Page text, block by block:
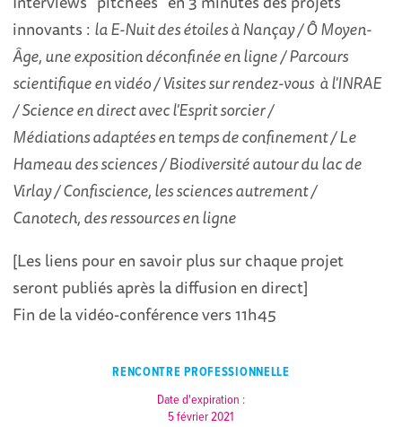
innovants : la E-Nuit des étoiles à Nançay / Ô Moyen-
Âge, une exposition déconfinée en ligne / Parcours
scientifique en vidéo / Visites sur rendez-vous à l'INRAE
/ Science en direct avec l'Esprit sorcier /
Médiations adaptées en temps de confinement / Le
Hameau des sciences / Biodiversité autour du lac de
Virlay / Confiscience, les sciences autrement /
Canotech, des ressources en ligne
[Les liens pour en savoir plus sur chaque projet
seront publiés après la diffusion en direct]
Fin de la vidéo-conférence vers 11h45
RENCONTRE PROFESSIONNELLE
Date d'expiration :
5 février 2021